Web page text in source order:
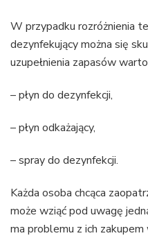
W przypadku rozróżnienia
dezynfekujący można się
uzupełnienia zapasów
– płyn do dezynfekcji,
– płyn odkażający,
– spray do dezynfekcji.
Każda osoba chcąca
może wziąć pod uwagę
ma problemu z ich